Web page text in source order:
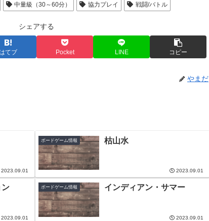
中量級（30～60分） 協力プレイ 戦闘/バトル
シェアする
てブ Pocket LINE コピー
やまだ
ボードゲーム情報 枯山水
2023.09.01
ン ボードゲーム情報 インディアン・サマー
2023.09.01